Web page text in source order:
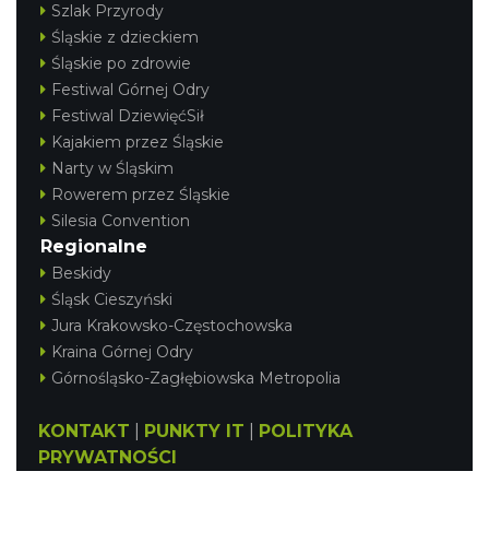
Szlak Przyrody
Śląskie z dzieckiem
Śląskie po zdrowie
Festiwal Górnej Odry
Festiwal DziewięćSił
Kajakiem przez Śląskie
Narty w Śląskim
Rowerem przez Śląskie
Silesia Convention
Regionalne
Beskidy
Śląsk Cieszyński
Jura Krakowsko-Częstochowska
Kraina Górnej Odry
Górnośląsko-Zagłębiowska Metropolia
KONTAKT PUNKTY IT
POLITYKA
PRYWATNOŚCI